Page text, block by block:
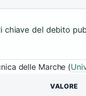
chiave del debito
delle Marche (
VALORE